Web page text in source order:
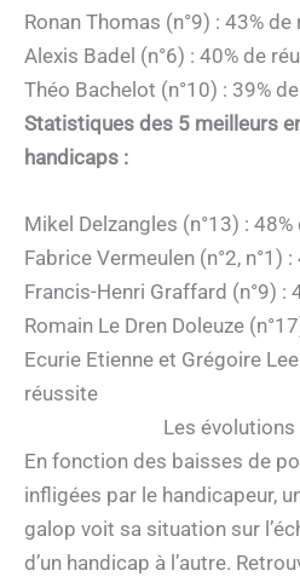
Ronan Thomas (n°9) : 43%
Alexis Badel (n°6) : 40% de
Théo Bachelot (n°10) : 39%
Statistiques des 5 meilleurs
handicaps :
Mikel Delzangles (n°13) :
Fabrice Vermeulen (n°2, n°1)
Francis-Henri Graffard (n°9) :
Romain Le Dren Doleuze
Ecurie Etienne et Grégoire
réussite
Les
En fonction des baisses de
infligées par le handicapeur,
galop voit sa situation sur
d’un handicap à l’autre.